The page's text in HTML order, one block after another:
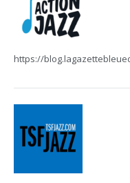
https://